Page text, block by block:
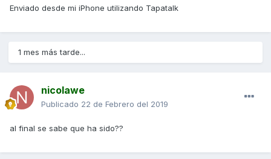
Enviado desde mi iPhone utilizando Tapatalk
1 mes más tarde...
nicolawe
Publicado 22 de Febrero del 2019
al final se sabe que ha sido??